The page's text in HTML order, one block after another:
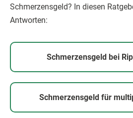
Schmerzensgeld? In diesen
Antworten:
Schmerzensgeld bei
Schmerzensgeld für